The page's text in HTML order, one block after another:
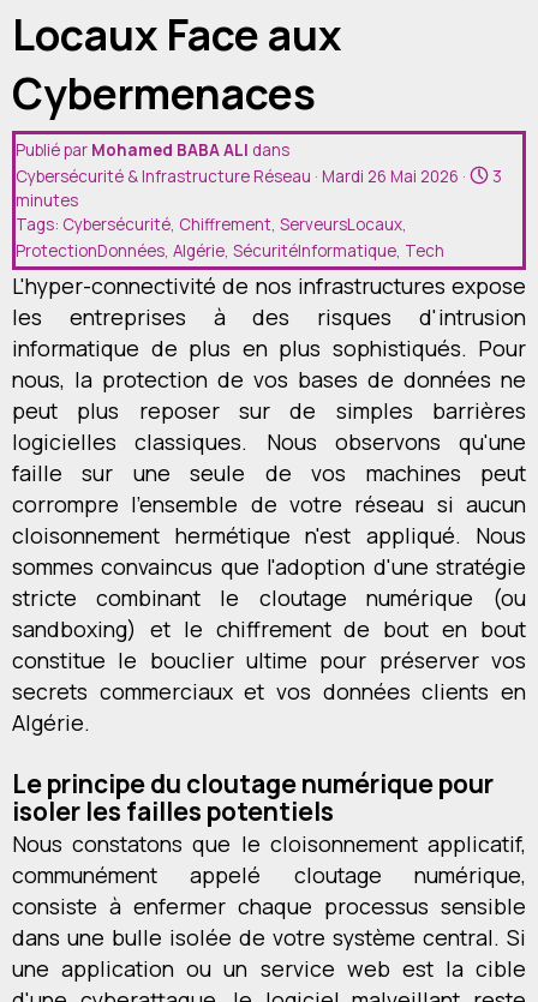
Locaux Face aux
Cybermenaces
Publié par Mohamed BABA ALI dans
Cybersécurité & Infrastructure Réseau · Mardi 26 Mai 2026 ·
3
minutes
Tags: Cybersécurité, Chiffrement, ServeursLocaux,
ProtectionDonnées, Algérie, SécuritéInformatique, Tech
L'hyper-connectivité de nos infrastructures expose
les entreprises à des risques d'intrusion
informatique de plus en plus sophistiqués. Pour
nous, la protection de vos bases de données ne
peut plus reposer sur de simples barrières
logicielles classiques. Nous observons qu'une
faille sur une seule de vos machines peut
corrompre l'ensemble de votre réseau si aucun
cloisonnement hermétique n'est appliqué. Nous
sommes convaincus que l'adoption d'une stratégie
stricte combinant le cloutage numérique (ou
sandboxing) et le chiffrement de bout en bout
constitue le bouclier ultime pour préserver vos
secrets commerciaux et vos données clients en
Algérie.
Le principe du cloutage numérique pour
isoler les failles potentiels
Nous constatons que le cloisonnement applicatif,
communément appelé cloutage numérique,
consiste à enfermer chaque processus sensible
dans une bulle isolée de votre système central. Si
une application ou un service web est la cible
Contact